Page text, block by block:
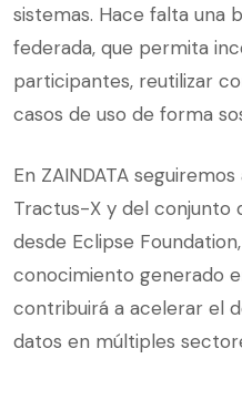
sistemas. Hace falta una
federada, que permita
participantes, reutilizar
casos de uso de forma
En ZAINDATA
Tractus-X y del conjunto
desde Eclipse
conocimiento generado
contribuirá a acelerar el
datos en múltiples